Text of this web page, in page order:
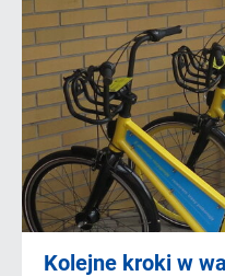
Kolejne kroki w